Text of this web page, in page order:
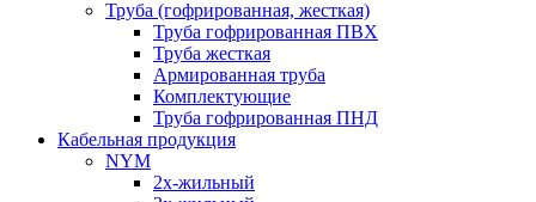
Труба (гофрированная, жесткая)
Труба гофрированная ПВХ
Труба жесткая
Армированная труба
Комплектующие
Труба гофрированная ПНД
Кабельная продукция
NYM
2х-жильный